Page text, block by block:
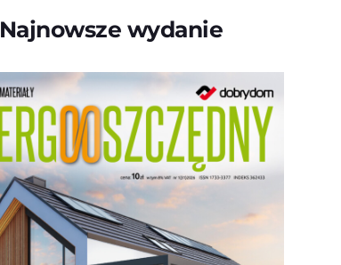
Najnowsze wydanie